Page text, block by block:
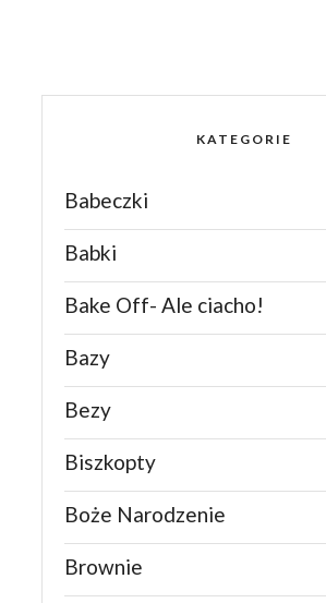
KATEGORIE
Babeczki
Babki
Bake Off- Ale ciacho!
Bazy
Bezy
Biszkopty
Boże Narodzenie
Brownie